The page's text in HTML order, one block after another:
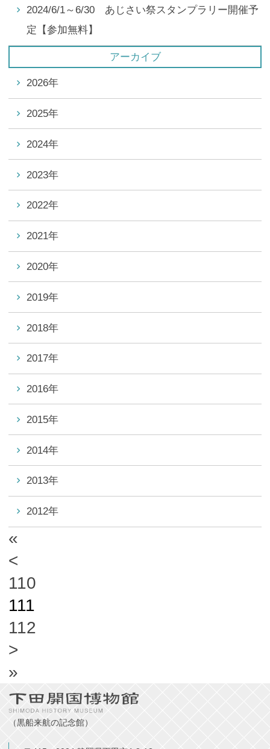
2024/6/1～6/30 あじさい祭スタンプラリー開催予
定【参加無料】
アーカイブ
2026年
2025年
2024年
2023年
2022年
2021年
2020年
2019年
2018年
2017年
2016年
2015年
2014年
2013年
2012年
«
<
110
111
112
>
»
（黒船来航の記念館）